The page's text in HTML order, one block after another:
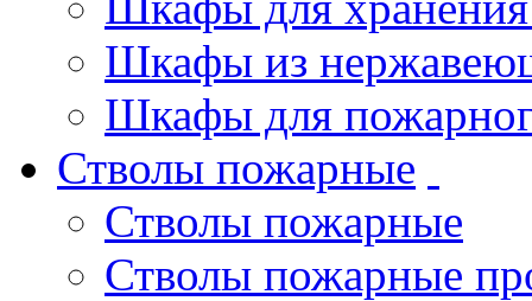
Шкафы из
Шкафы для
Стволы пожарные
Стволы пожарные
Стволы пожарные